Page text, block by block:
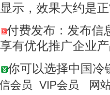
示，效果大约是
付费发布：发布信
有优化推广企业
你可以选择中国冷
会员 VIP会员 网